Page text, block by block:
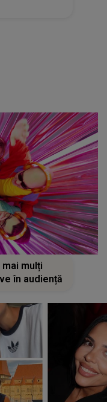
mulți
în audiență